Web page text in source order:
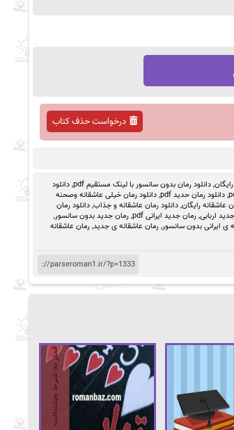
درخواست حذف کتاب
,دانلود رمان بدون سانسور با لینک مستقیم pdf ,دانلود
,دانلود رمان حدید pdf ,دانلود رمان خیلی عاشقانه وصحنه
عاشقانه رایگان,دانلود رمان عاشقانه و جذاب,دانلود رمان
اربابی,رمان جدید ایرانی pdf ,رمان جدید بدون سانسور,
ی ایرانی بدون سانسور,رمان عاشقانه ی جدید,رمان عاشقانه